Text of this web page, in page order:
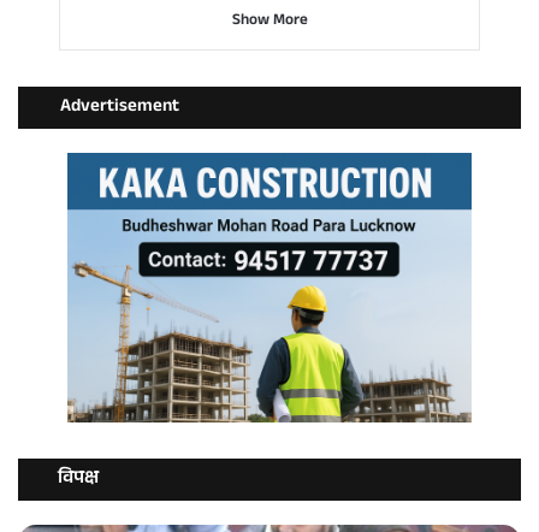
Show More
Advertisement
विपक्ष